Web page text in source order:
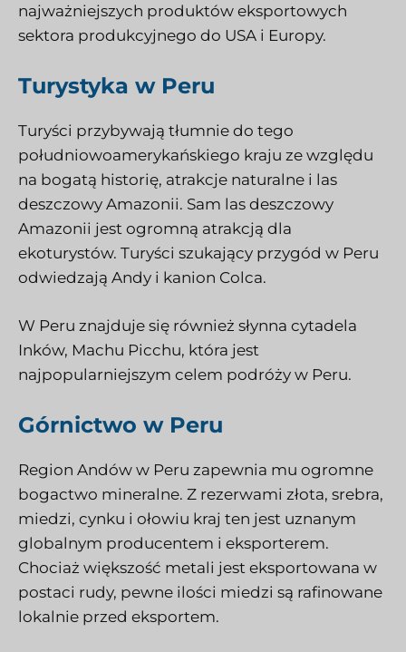
najważniejszych produktów eksportowych
sektora produkcyjnego do USA i Europy.
Turystyka w Peru
Turyści przybywają tłumnie do tego
południowoamerykańskiego kraju ze względu
na bogatą historię, atrakcje naturalne i las
deszczowy Amazonii. Sam las deszczowy
Amazonii jest ogromną atrakcją dla
ekoturystów. Turyści szukający przygód w Peru
odwiedzają Andy i kanion Colca.
W Peru znajduje się również słynna cytadela
Inków, Machu Picchu, która jest
najpopularniejszym celem podróży w Peru.
Górnictwo w Peru
Region Andów w Peru zapewnia mu ogromne
bogactwo mineralne. Z rezerwami złota, srebra,
miedzi, cynku i ołowiu kraj ten jest uznanym
globalnym producentem i eksporterem.
Chociaż większość metali jest eksportowana w
postaci rudy, pewne ilości miedzi są rafinowane
lokalnie przed eksportem.